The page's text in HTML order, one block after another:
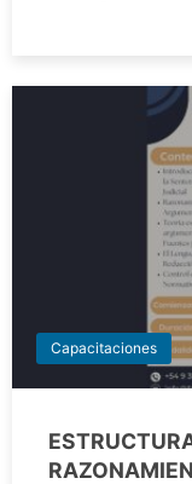
Capacitaciones